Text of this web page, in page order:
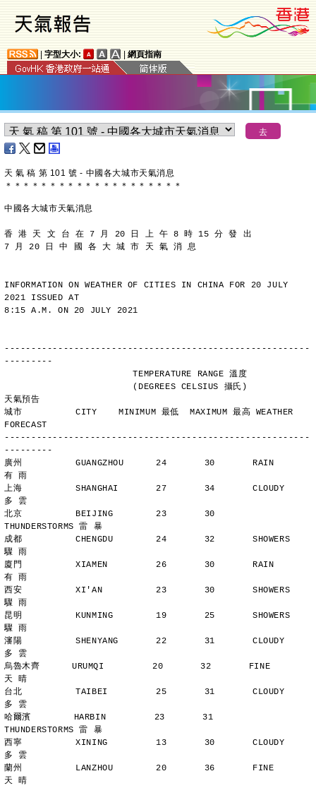
字型大小: 網頁指南
天 氣 稿 第 101 號 - 中國各大城市天氣消息
＊ ＊ ＊ ＊ ＊ ＊ ＊ ＊ ＊ ＊ ＊ ＊ ＊ ＊ ＊ ＊ ＊ ＊ ＊ ＊
中國各大城市天氣消息
香 港 天 文 台 在 7 月 20 日 上 午 8 時 15 分 發 出
7 月 20 日 中 國 各 大 城 市 天 氣 消 息
INFORMATION ON WEATHER OF CITIES IN CHINA FOR 20 JULY
2021 ISSUED AT
8:15 A.M. ON 20 JULY 2021
---------------------------------------------------------
---------
                        TEMPERATURE RANGE 溫度
天氣預告
城市          CITY    MINIMUM 最低  MAXIMUM 最高 WEATHER
FORECAST
---------------------------------------------------------
---------
廣州          GUANGZHOU      24       30       RAIN
有 雨
上海          SHANGHAI       27       34       CLOUDY
多 雲
北京          BEIJING        23       30
THUNDERSTORMS 雷 暴
成都          CHENGDU        24       32       SHOWERS
驟 雨
廈門          XIAMEN         26       30       RAIN
有 雨
西安          XI'AN          23       30       SHOWERS
驟 雨
昆明          KUNMING        19       25       SHOWERS
驟 雨
瀋陽          SHENYANG       22       31       CLOUDY
多 雲
烏魯木齊      URUMQI         20       32       FINE
天 晴
台北          TAIBEI         25       31       CLOUDY
多 雲
哈爾濱        HARBIN         23       31
THUNDERSTORMS 雷 暴
西寧          XINING         13       30       CLOUDY
多 雲
蘭州          LANZHOU        20       36       FINE
天 晴